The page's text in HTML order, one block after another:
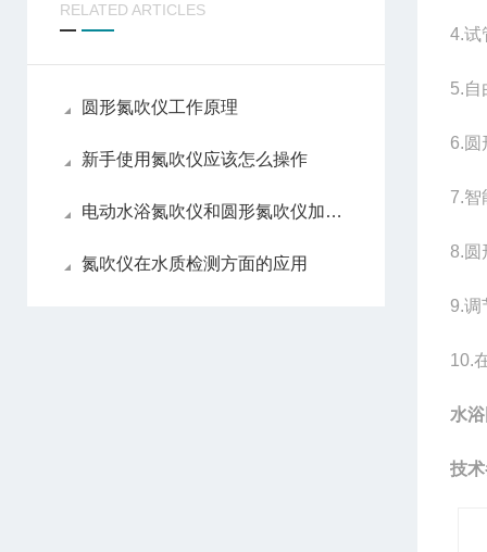
RELATED ARTICLES
圆形氮吹仪工作原理
新手使用氮吹仪应该怎么操作
电动水浴氮吹仪和圆形氮吹仪加热方式区别
氮吹仪在水质检测方面的应用
4.试
5.自
6.圆
7.智
8.圆
9.调
10.
水
技